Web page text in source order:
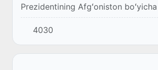
Prezidentining Afgʻoniston
vakili Ismatulla Irgashev Ar-Riyod
Saudiya Arabistoni Tashqi ishlar
4030